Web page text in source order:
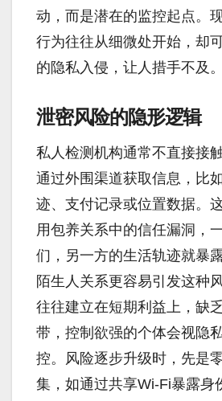
动，而是潜在的监控起点。
行为往往从细微处开始，却
的隐私入侵，让人措手不及。
泄密风险的隐形逻辑
私人检测机构通常不直接接
通过外围渠道获取信息，比
迹、支付记录或位置数据。
用包养关系中的信任漏洞，
们，另一方的生活轨迹就暴
陌生人关系更容易引发这种
往往建立在短期利益上，缺
带，控制欲强的个体会视隐
控。风险逐步升级时，先是
集，如通过共享Wi-Fi暴露身